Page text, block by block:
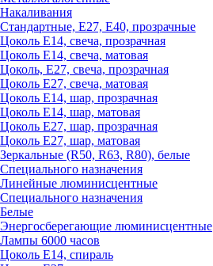
Накаливания
Стандартные, Е27, Е40, прозрачные
Цоколь Е14, свеча, прозрачная
Цоколь Е14, свеча, матовая
Цоколь, Е27, свеча, прозрачная
Цоколь Е27, свеча, матовая
Цоколь Е14, шар, прозрачная
Цоколь Е14, шар, матовая
Цоколь Е27, шар, прозрачная
Цоколь Е27, шар, матовая
Зеркальные (R50, R63, R80), белые
Специального назначения
Линейные люминисцентные
Специального назначения
Белые
Энергосберегающие люминисцентные
Лампы 6000 часов
Цоколь Е14, спираль